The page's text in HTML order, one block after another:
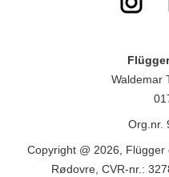
Waldemar
Org.nr.
Copyright @ 2026,
Rødovre, CVR-nr.: